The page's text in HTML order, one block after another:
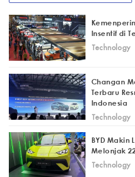
Insentif di
Technology
Changan
Terbaru
Indonesia
Technology
BYD Makin
Melonjak
Technology